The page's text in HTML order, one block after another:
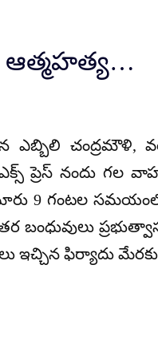
ఆత్మహత్య…
ఎబ్బిలి చంద్రమౌళి,
ఎక్స్ ప్రెస్ నందు
9 గంటల
ఇచ్చిన ఫిర్యాదు